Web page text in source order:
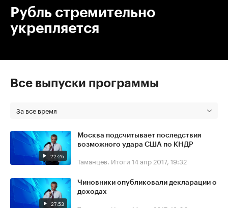
Рубль стремительно
укрепляется
Все выпуски программы
За все время
22:26
Москва подсчитывает последствия
возможного удара США по КНДР
Таманцев. Итоги 14 апр 2017, 19:32
27:53
Чиновники опубликовали декларации о
доходах